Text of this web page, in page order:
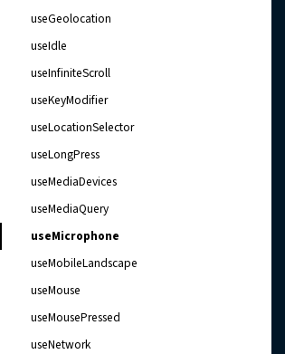
useGeolocation
useIdle
useInfiniteScroll
useKeyModifier
useLocationSelector
useLongPress
useMediaDevices
useMediaQuery
useMicrophone
useMobileLandscape
useMouse
useMousePressed
useNetwork